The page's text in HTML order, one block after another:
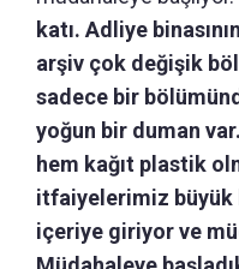
katı. Adliye
arşiv çok değişik
sadece bir
yoğun bir duman
hem kağıt plastik
itfaiyelerimiz
içeriye giriyor ve